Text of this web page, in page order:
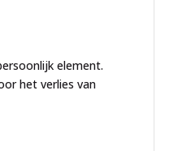
element.
het verlies van